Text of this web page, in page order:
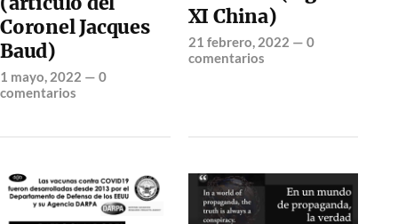
Coronel Jacques
Baud)
1 mayo, 2022 — 0
comentarios
XI China)
21 febrero, 2022 — 0
comentarios